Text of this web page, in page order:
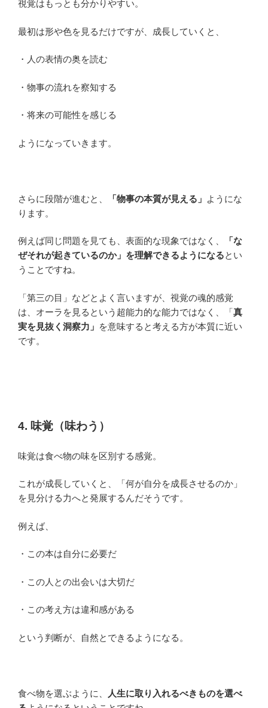
視覚はもっとも分かりやすい。
最初は形や色を見るだけですが、成長していくと、
・人の表情の奥を読む
・物事の流れを察知する
・将来の可能性を感じる
ようになっていきます。
さらに段階が進むと、 「物事の本質が見える」 ようにな
ります。
例えば同じ問題を見ても、表面的な現象ではなく、
「な
ぜそれが起きているのか」を理解できるようになるとい
うことですね。
「第三の目」などとよく言いますが、視覚の魂的感覚
は、オーラを見るという超能力的な能力ではなく、「真
実を見抜く洞察力」 を意味すると考える方が本質に近い
です。
4. 味覚（味わう）
味覚は食べ物の味を区別する感覚。
これが成長していくと、「何が自分を成長させるのか」
を見分ける力へと発展するんだそうです。
例えば、
・この本は自分に必要だ
・この人との出会いは大切だ
・この考え方は違和感がある
という判断が、自然とできるようになる。
食べ物を選ぶように、
人生に取り入れるべきものを選べ